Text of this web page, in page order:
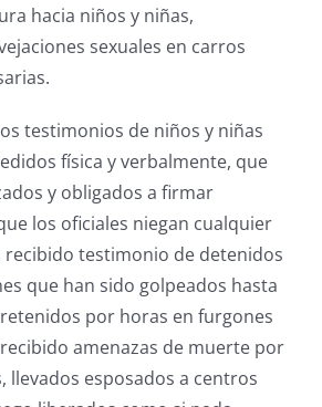
hacia niños y niñas,
sexuales en carros
testimonios de niños y niñas
física y verbalmente, que
y obligados a firmar
los oficiales niegan cualquier
recibido testimonio de detenidos
que han sido golpeados hasta
por horas en furgones
amenazas de muerte por
llevados esposados a centros